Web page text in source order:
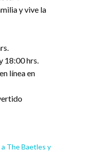
y vive la
18:00 hrs.
línea en
The Baetles y